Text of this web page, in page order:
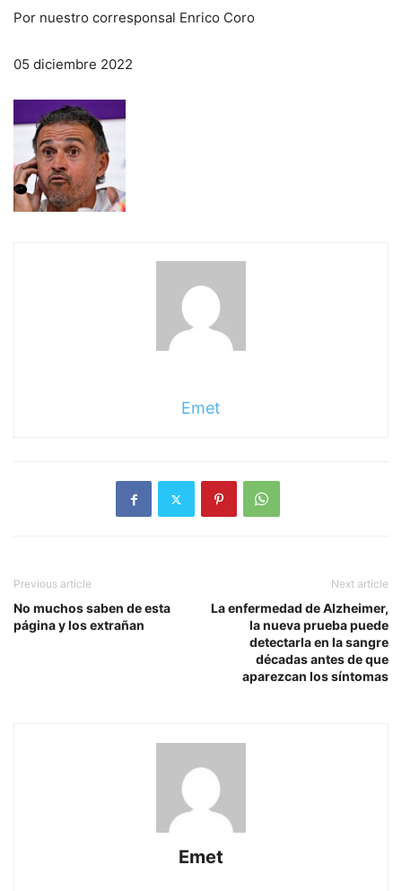
Por nuestro corresponsal Enrico Coro
05 diciembre 2022
Emet
Previous article
No muchos saben de esta
página y los extrañan
Next article
La enfermedad de Alzheimer,
la nueva prueba puede
detectarla en la sangre
décadas antes de que
aparezcan los síntomas
Emet